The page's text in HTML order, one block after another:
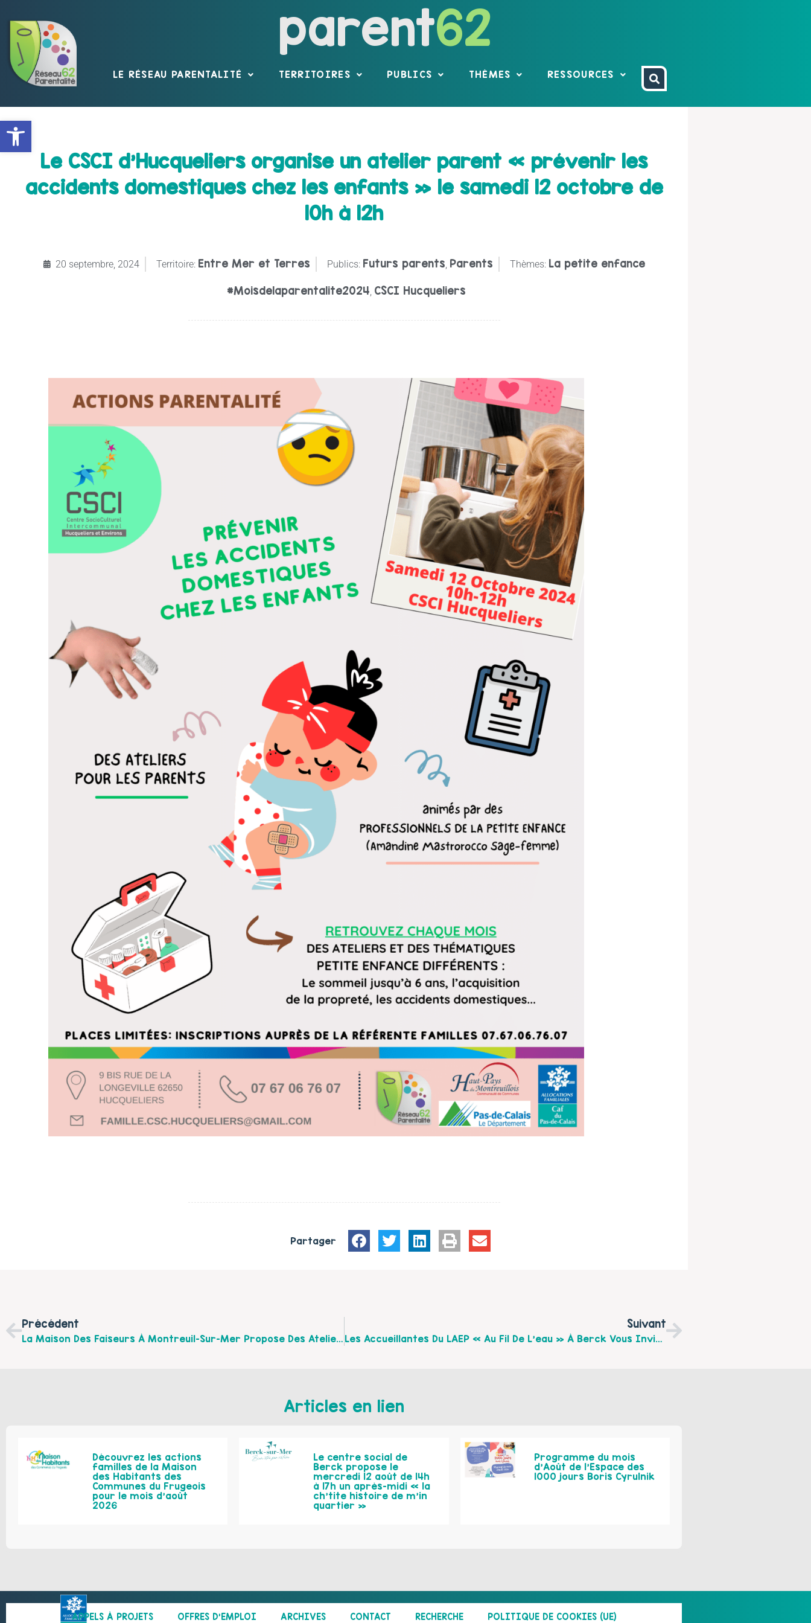
Ouvrir la barre d’outils
parent62
LE RÉSEAU PARENTALITÉ TERRITOIRES PUBLICS THÈMES RESSOURCES
Le CSCI d’Hucqueliers organise un atelier parent « prévenir les
accidents domestiques chez les enfants » le samedi 12 octobre de
10h à 12h
20 septembre, 2024 Territoire: Entre Mer et Terres Publics: Futurs parents Parents Thèmes: La petite enfance
#Moisdelaparentalite2024 CSCI Hucqueliers
Partager
Précédent
La Maison Des Faiseurs À Montreuil-Sur-Mer Propose Des Ateliers Parents Tous Les Mercredis De 15h À 17h
Suivant
Les Accueillantes Du LAEP « Au Fil De L’eau » À Berck Vous Invitent À Leur Porte Ouverte Le Mardi 1er Octobre De 10h À 13h30 Pour Les Partenaires Et De 14h À 16h30 Pour Les Familles
Articles en lien
Découvrez les actions
familles de la Maison
des Habitants des
Communes du Frugeois
pour le mois d’août
2026
Le centre social de
Berck propose le
mercredi 12 août de 14h
à 17h un après-midi « la
ch’tite histoire de m’in
quartier »
Programme du mois
d’Août de l’Espace des
1000 jours Boris Cyrulnik
APPELS À PROJETS OFFRES D’EMPLOI ARCHIVES CONTACT RECHERCHE POLITIQUE DE COOKIES (UE)